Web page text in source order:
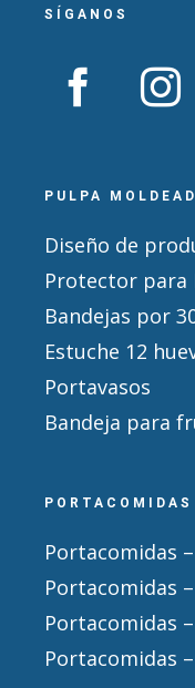
SÍGANOS
PULPA
Diseño de
Protector para
Bandejas por
Estuche 12
Portavasos
Bandeja para
PORTACOMIDAS
Portacomidas
Portacomidas
Portacomidas
Portacomidas